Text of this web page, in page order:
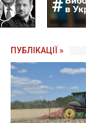
ПУБЛІКАЦІЇ »